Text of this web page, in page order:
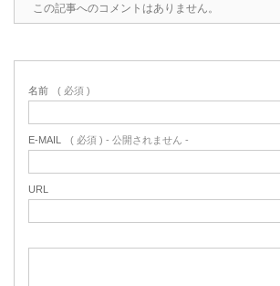
この記事へのコメントはありません。
名前 ( 必須 )
E-MAIL ( 必須 ) - 公開されません -
URL